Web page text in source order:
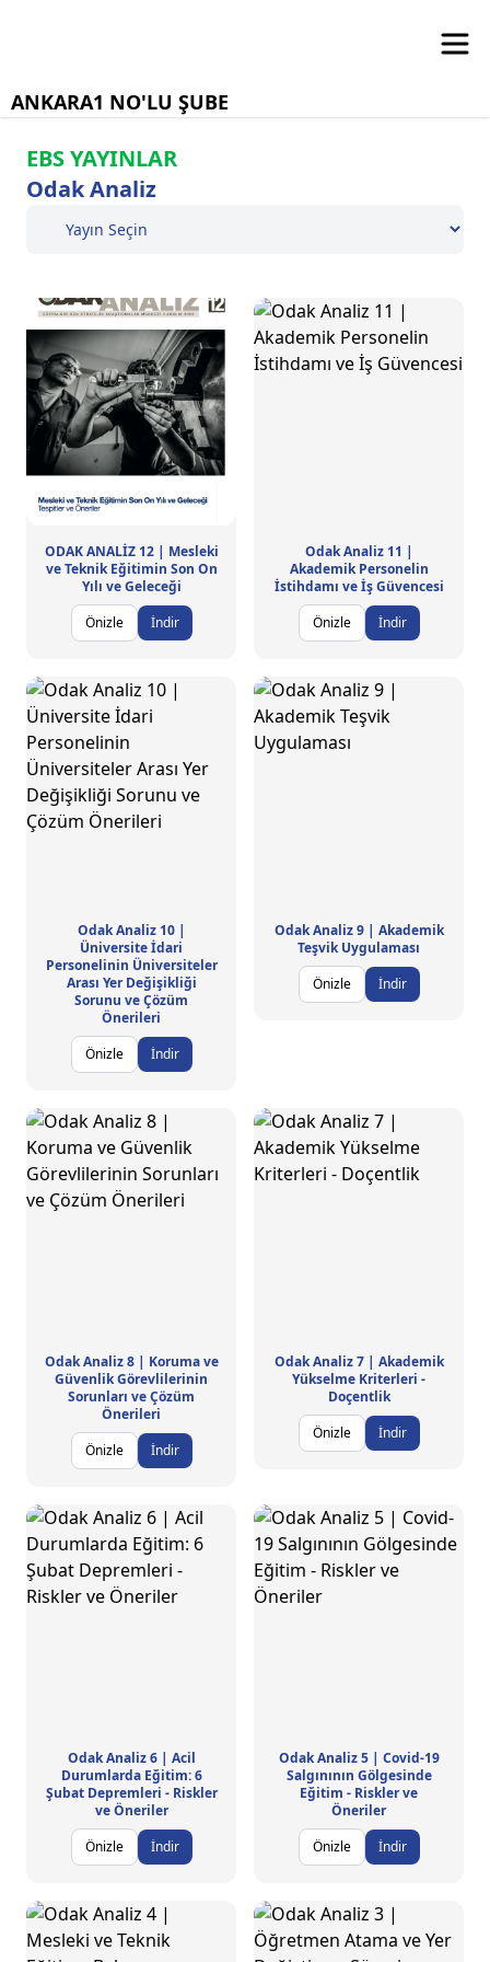
ANKARA1 NO'LU ŞUBE
EBS YAYINLAR
Odak Analiz
ODAK ANALİZ 12 | Mesleki
ve Teknik Eğitimin Son On
Yılı ve Geleceği
Önizle
İndir
Odak Analiz 11 |
Akademik Personelin
İstihdamı ve İş Güvencesi
Önizle
İndir
Odak Analiz 10 |
Üniversite İdari
Personelinin Üniversiteler
Arası Yer Değişikliği
Sorunu ve Çözüm
Önerileri
Önizle
İndir
Odak Analiz 9 | Akademik
Teşvik Uygulaması
Önizle
İndir
Odak Analiz 8 | Koruma ve
Güvenlik Görevlilerinin
Sorunları ve Çözüm
Önerileri
Önizle
İndir
Odak Analiz 7 | Akademik
Yükselme Kriterleri -
Doçentlik
Önizle
İndir
Odak Analiz 6 | Acil
Durumlarda Eğitim: 6
Şubat Depremleri - Riskler
ve Öneriler
Önizle
İndir
Odak Analiz 5 | Covid-19
Salgınının Gölgesinde
Eğitim - Riskler ve
Öneriler
Önizle
İndir